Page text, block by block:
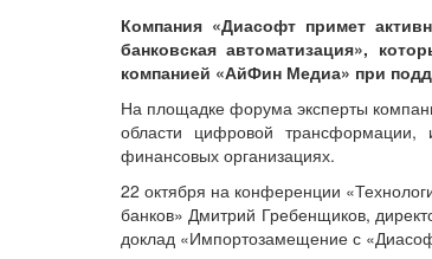
Компания «Диасофт примет
банковская автоматизация»,
компанией «АйФин Медиа» при
На площадке форума эксперты
области цифровой трансформации,
финансовых организациях.
22 октября на конференции
банков» Дмитрий Гребенщиков,
доклад «Импортозамещение с